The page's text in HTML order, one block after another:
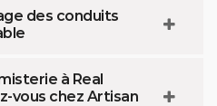
des conduits
à Real
vous chez Artisan